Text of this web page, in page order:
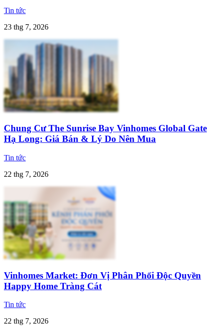
Tin tức
23 thg 7, 2026
Chung Cư The Sunrise Bay Vinhomes Global Gate
Hạ Long: Giá Bán & Lý Do Nên Mua
Tin tức
22 thg 7, 2026
Vinhomes Market: Đơn Vị Phân Phối Độc Quyền
Happy Home Tràng Cát
Tin tức
22 thg 7, 2026